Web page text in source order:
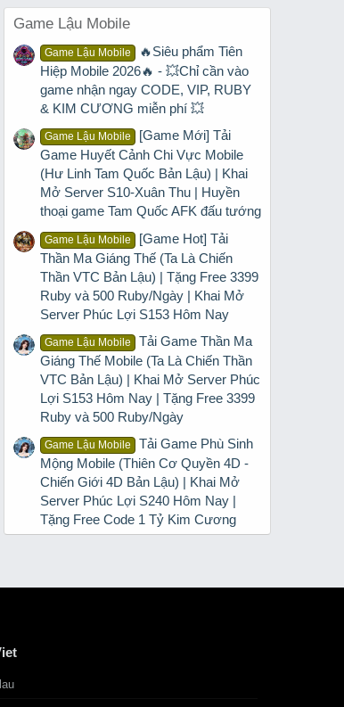
Game Lậu Mobile
Game Lậu Mobile
🔥Siêu phẩm Tiên
Hiệp Mobile 2026🔥 - 💥Chỉ cần vào
game nhận ngay CODE, VIP, RUBY
& KIM CƯƠNG miễn phí 💥
Game Lậu Mobile
[Game Mới] Tải
Game Huyết Cảnh Chi Vực Mobile
(Hư Linh Tam Quốc Bản Lậu) | Khai
Mở Server S10-Xuân Thu | Huyền
thoại game Tam Quốc AFK đấu tướng
Game Lậu Mobile
[Game Hot] Tải
Thần Ma Giáng Thế (Ta Là Chiến
Thần VTC Bản Lậu) | Tặng Free 3399
Ruby và 500 Ruby/Ngày | Khai Mở
Server Phúc Lợi S153 Hôm Nay
Game Lậu Mobile
Tải Game Thần Ma
Giáng Thế Mobile (Ta Là Chiến Thần
VTC Bản Lậu) | Khai Mở Server Phúc
Lợi S153 Hôm Nay | Tặng Free 3399
Ruby và 500 Ruby/Ngày
Game Lậu Mobile
Tải Game Phù Sinh
Mộng Mobile (Thiên Cơ Quyền 4D -
Chiến Giới 4D Bản Lậu) | Khai Mở
Server Phúc Lợi S240 Hôm Nay |
Tặng Free Code 1 Tỷ Kim Cương